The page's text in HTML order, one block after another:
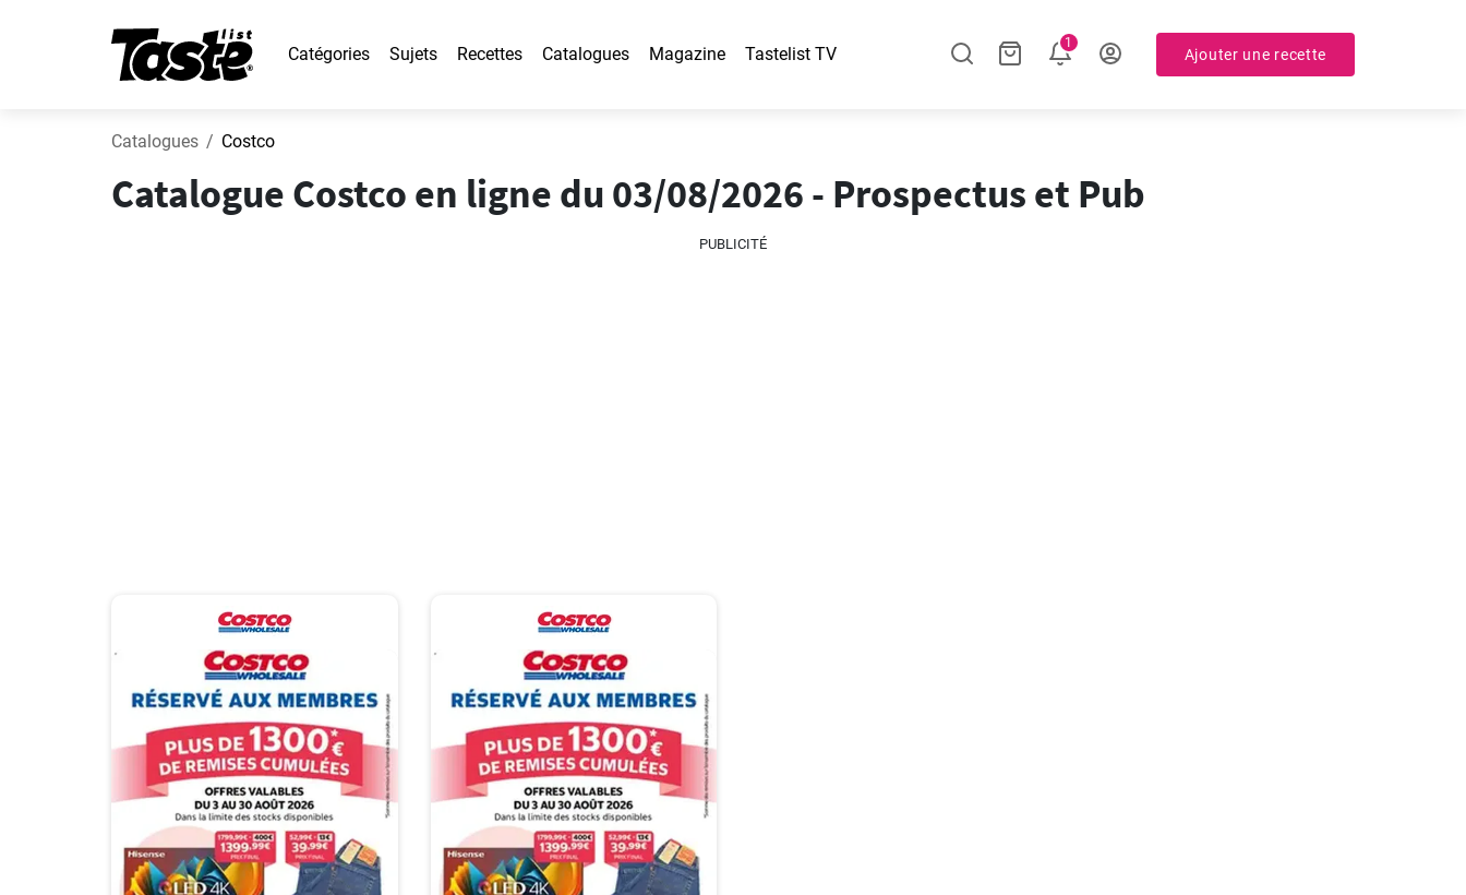
Catégories Sujets Recettes Catalogues Magazine Tastelist TV
1
Ajouter une recette
Catalogues Costco
Catalogue Costco en ligne du 03/08/2026 - Prospectus et Pub
PUBLICITÉ